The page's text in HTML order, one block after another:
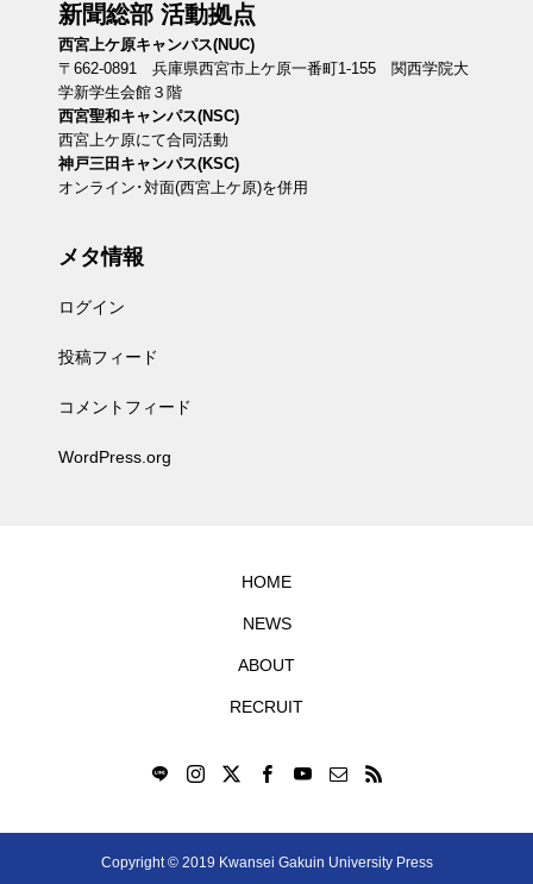
新聞総部 活動拠点
西宮上ケ原キャンパス(NUC)
〒662-0891 兵庫県西宮市上ケ原一番町1-155 関西学院大
学新学生会館３階
西宮聖和キャンパス(NSC)
西宮上ケ原にて合同活動
神戸三田キャンパス(KSC)
オンライン･対面(西宮上ケ原)を併用
メタ情報
ログイン
投稿フィード
コメントフィード
WordPress.org
HOME
NEWS
ABOUT
RECRUIT
Copyright © 2019 Kwansei Gakuin University Press